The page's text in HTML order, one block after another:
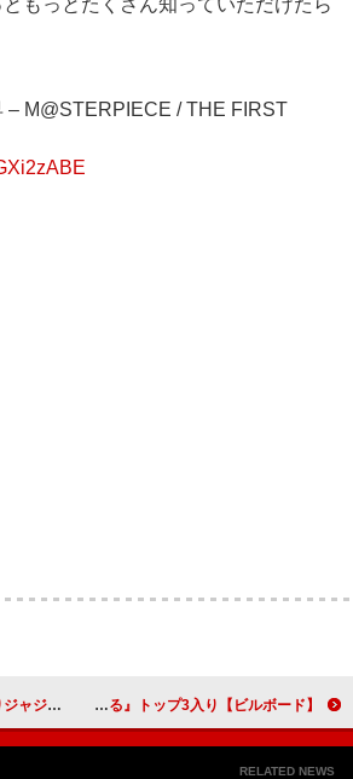
もっとたくさん知っていただけたら
– M@STERPIECE / THE FIRST
スマスソング配信 【ビルボード】葦原大介『ワールドトリガー 29巻』総合書籍チャート首位 宮島未奈『成瀬は都を駆け抜ける』トップ3入り
RELATED NEWS